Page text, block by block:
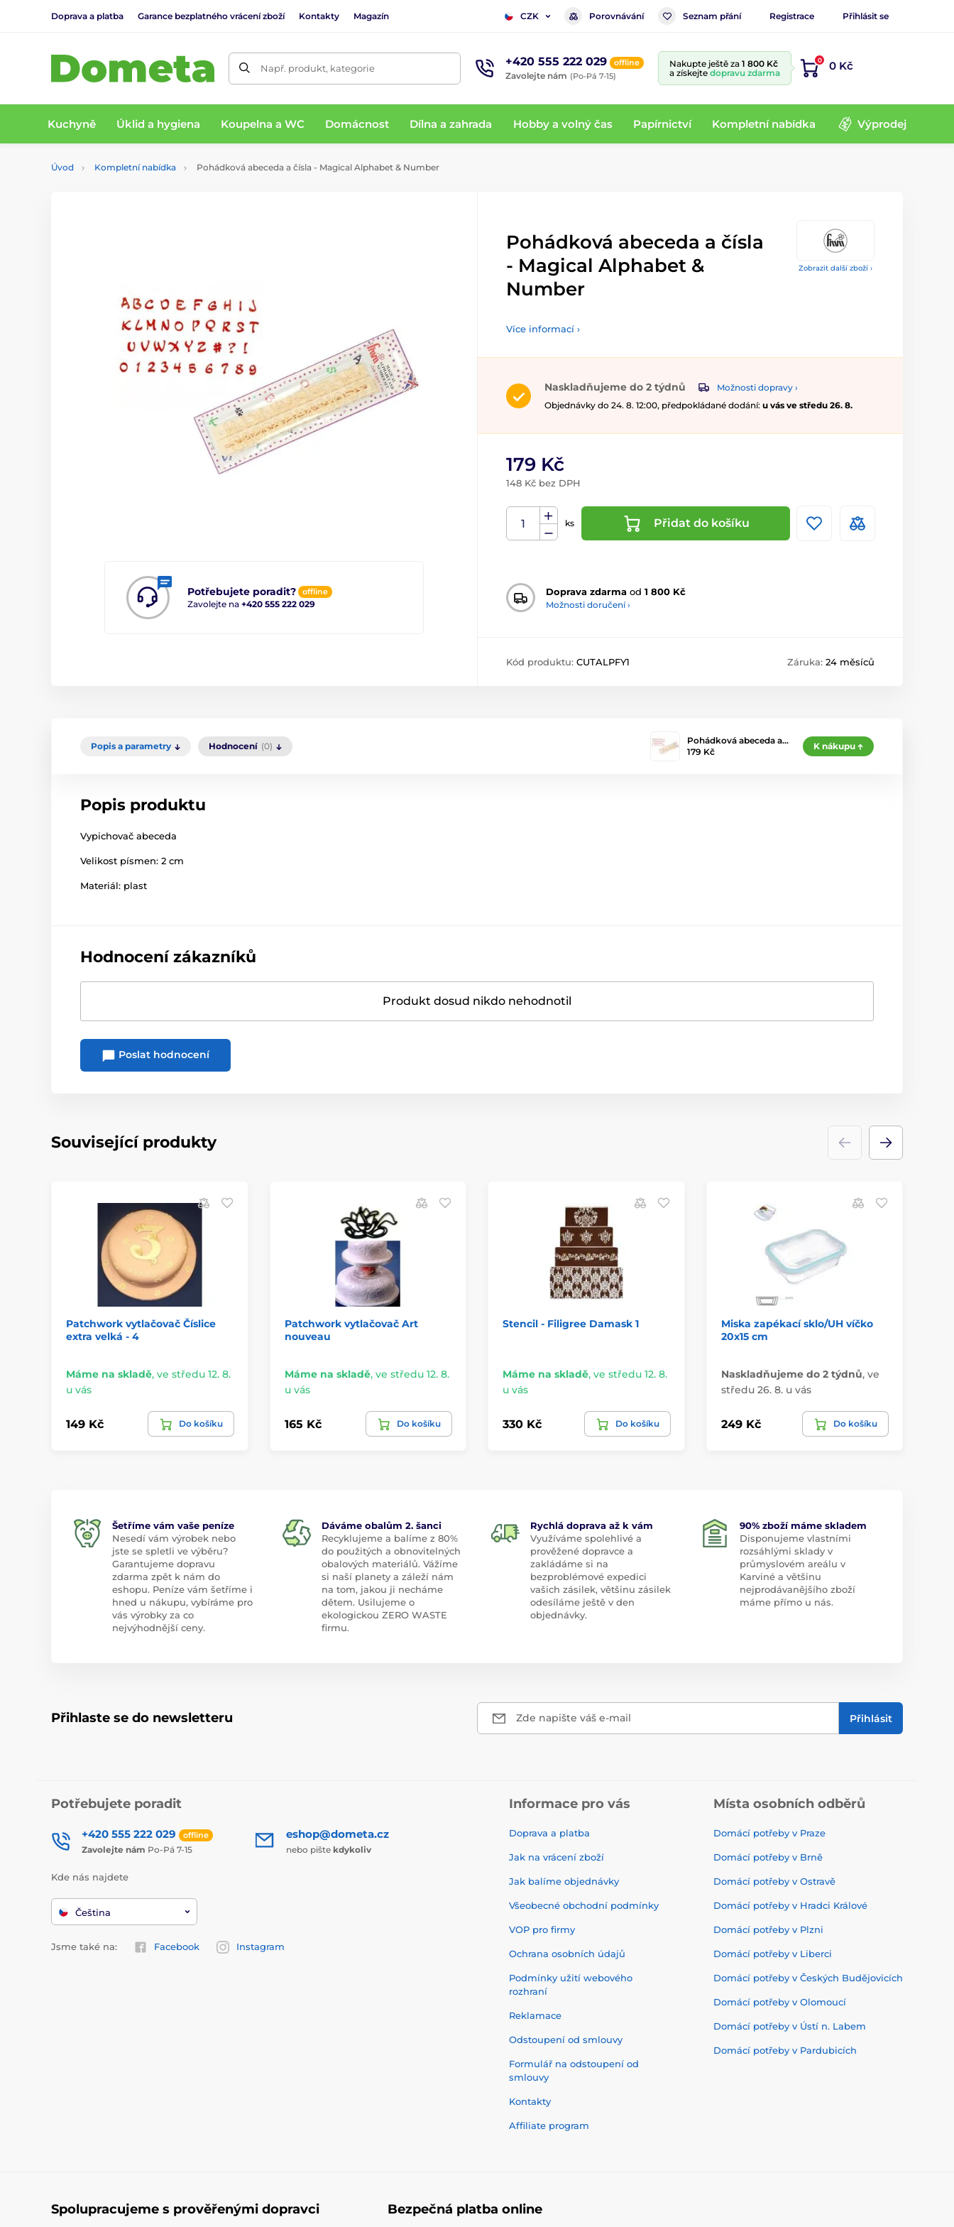
Doprava a platba Garance bezplatného vrácení zboží Kontakty Magazín CZK Porovnávání Seznam přání Registrace Přihlásit se
Např. produkt, kategorie +420 555 222 029 offline
Zavolejte nám (Po-Pá 7-15)
Nakupte ještě za 1 800 Kč
a získejte dopravu zdarma
0 0 Kč
Kuchyně Úklid a hygiena Koupelna a WC Domácnost Dílna a zahrada Hobby a volný čas Papírnictví Kompletní nabídka Výprodej
Úvod Kompletní nabídka Pohádková abeceda a čísla - Magical Alphabet & Number
Zobrazit další zboží ›
Potřebujete poradit? offline
Zavolejte na +420 555 222 029
Pohádková abeceda a čísla
- Magical Alphabet &
Number
Více informací ›
Naskladňujeme do 2 týdnů
Možnosti dopravy ›
Objednávky do 24. 8. 12:00, předpokládané dodání: u vás ve středu 26. 8.
179 Kč
148 Kč bez DPH
ks Přidat do košíku
Doprava zdarma od 1 800 Kč
Možnosti doručení ›
Kód produktu: CUTALPFY1 Záruka: 24 měsíců
Popis a parametry Hodnocení (0)
Pohádková abeceda a…
179 Kč
K nákupu
Popis produktu
Vypichovač abeceda
Velikost písmen: 2 cm
Materiál: plast
Hodnocení zákazníků
Produkt dosud nikdo nehodnotil
Poslat hodnocení
Související produkty
Patchwork vytlačovač Číslice
extra velká - 4
Máme na skladě, ve středu 12. 8.
u vás
149 Kč Do košíku
Patchwork vytlačovač Art
nouveau
Máme na skladě, ve středu 12. 8.
u vás
165 Kč Do košíku
Stencil - Filigree Damask 1
Máme na skladě, ve středu 12. 8.
u vás
330 Kč Do košíku
Miska zapékací sklo/UH víčko
20x15 cm
Naskladňujeme do 2 týdnů, ve
středu 26. 8. u vás
249 Kč Do košíku
Šetříme vám vaše peníze
Nesedí vám výrobek nebo
jste se spletli ve výběru?
Garantujeme dopravu
zdarma zpět k nám do
eshopu. Peníze vám šetříme i
hned u nákupu, vybíráme pro
vás výrobky za co
nejvýhodnější ceny.
Dáváme obalům 2. šanci
Recyklujeme a balíme z 80%
do použitých a obnovitelných
obalových materiálů. Vážíme
si naší planety a záleží nám
na tom, jakou ji necháme
dětem. Usilujeme o
ekologickou ZERO WASTE
firmu.
Rychlá doprava až k vám
Využíváme spolehlivé a
prověžené dopravce a
zakládáme si na
bezproblémové expedici
vašich zásilek, většinu zásilek
odesíláme ještě v den
objednávky.
90% zboží máme skladem
Disponujeme vlastními
rozsáhlými sklady v
průmyslovém areálu v
Karviné a většinu
nejprodávanějšího zboží
máme přímo u nás.
Přihlaste se do newsletteru Zde napište váš e-mail Přihlásit
Potřebujete poradit
+420 555 222 029 offline
Zavolejte nám Po-Pá 7-15
eshop@dometa.cz
nebo pište kdykoliv
Kde nás najdete
Čeština
Jsme také na: Facebook Instagram
Informace pro vás
Doprava a platba
Jak na vrácení zboží
Jak balíme objednávky
Všeobecné obchodní podmínky
VOP pro firmy
Ochrana osobních údajů
Podmínky užití webového
rozhraní
Reklamace
Odstoupení od smlouvy
Formulář na odstoupení od
smlouvy
Kontakty
Affiliate program
Místa osobních odběrů
Domácí potřeby v Praze
Domácí potřeby v Brně
Domácí potřeby v Ostravě
Domácí potřeby v Hradci Králové
Domácí potřeby v Plzni
Domácí potřeby v Liberci
Domácí potřeby v Českých Budějovicích
Domácí potřeby v Olomoucí
Domácí potřeby v Ústí n. Labem
Domácí potřeby v Pardubicích
Spolupracujeme s prověřenými dopravci Bezpečná platba online